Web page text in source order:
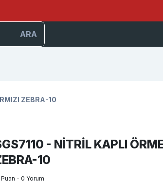
ARA
ZEBRA-10
- NİTRİL KAPLI
10
- 0 Yorum